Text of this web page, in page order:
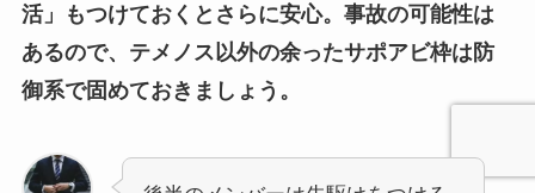
活」もつけておくとさらに安心。事故の可能性は
あるので、テメノス以外の余ったサポアビ枠は防
御系で固めておきましょう。